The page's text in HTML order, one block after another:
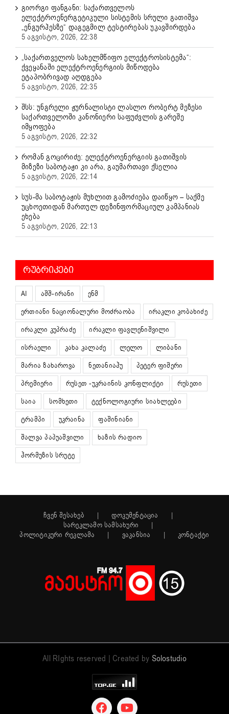
გიორგი ფანგანი: საქართველოს
ელექტროენერგეტიკული სისტემის სრული გათიშვა
„ენგურჰესზე“ დაგეგმილ ტესტირებას უკავშირდება
5 აგვისტო, 2026, 22:38
„საქართველოს სახელმწიფო ელექტროსისტემა“:
ქვეყანაში ელექტროენერგიის მიწოდება
ეტაპობრივად აღდგება
5 აგვისტო, 2026, 22:35
შსს: უნგრელი ჟურნალისტი ლასლო რობერტ მეზესი
საქართველოში კანონიერი საფუძვლის გარეშე
იმყოფება
5 აგვისტო, 2026, 22:32
რომან გოცირიძე: ელექტროენერგიის გათიშვის
მიზეზი საბოტაჟი კი არა, გაუმართავი ქსელია
5 აგვისტო, 2026, 22:14
სუს-მა საბოტაჟის მუხლით გამოძიება დაიწყო – საქმე
უცხოეთიდან მართულ დეზინფორმაციულ კამპანიას
ეხება
5 აგვისტო, 2026, 22:13
ᲠᲣᲑᲠᲘᲙᲔᲑᲘ
AI აშშ-ირანი
ენმ
ერთიანი ნაციონალური მოძრაობა
ირაკლი კობახიძე
ირაკლი კუპრაძე
ირაკლი ფავლენიშვილი
ისრაელი
კახა კალაძე ლელო
ლიბანი
მარია ზახაროვა
ნეთანიაჰუ
პეტერ ფიშერი
პრემიერი
რუსეთ -უკრაინის კონფლიქტი
რუსეთი
საია
სომხეთი
ტექნოლოგიური სიახლეები
ტრამპი
უკრაინა
ფაშინიანი
შალვა პაპუაშვილი
ხაზის რადიო
ჰორმუზის სრუტე
ჩვენ შესახებ
დოკუმენტაცია
სარეკლამო სამსახური
პოლიტიკური რეკლამა
ვაკანსია კონტაქტი
All RIghts reserved | Created by Solostudio